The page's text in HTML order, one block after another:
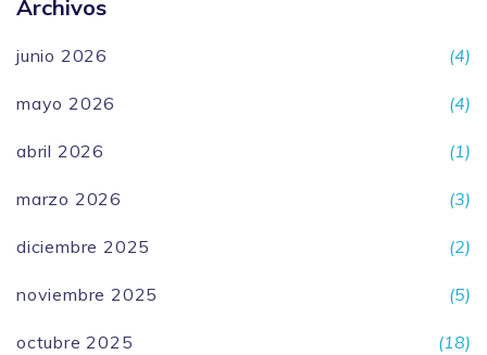
Archivos
junio 2026 (4)
mayo 2026 (4)
abril 2026 (1)
marzo 2026 (3)
diciembre 2025 (2)
noviembre 2025 (5)
octubre 2025 (18)